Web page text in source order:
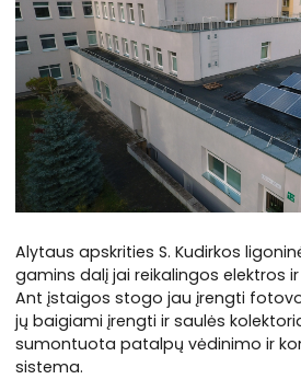
Alytaus apskrities S. Kudirkos
gamins dalį jai reikalingos elektros
Ant įstaigos stogo jau įrengti
jų baigiami įrengti ir saulės
sumontuota patalpų vėdinimo ir
sistema.